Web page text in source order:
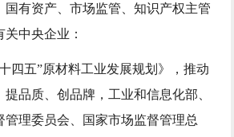
国有资产、市场监管、知识产权主管
中央企业：
四五”原材料工业发展规划》，推动
品质、创品牌，工业和信息化部、
管理委员会、国家市场监督管理总